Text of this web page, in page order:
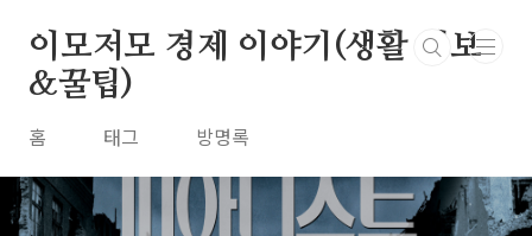
이모저모 경제 이야기(생활 정보
&꿀팁)
홈 태그 방명록